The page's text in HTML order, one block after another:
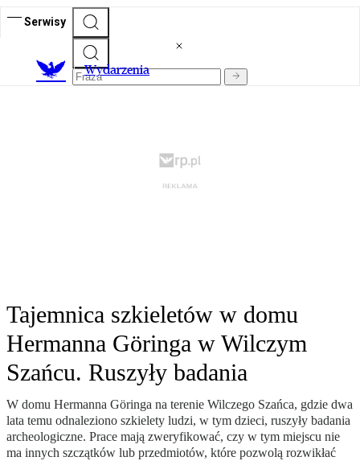
Serwisy
Wydarzenia
Tajemnica szkieletów w domu
Hermanna Göringa w Wilczym
Szańcu. Ruszyły badania
W domu Hermanna Göringa na terenie Wilczego Szańca, gdzie dwa
lata temu odnaleziono szkielety ludzi, w tym dzieci, ruszyły badania
archeologiczne. Prace mają zweryfikować, czy w tym miejscu nie
ma innych szczątków lub przedmiotów, które pozwolą rozwikłać